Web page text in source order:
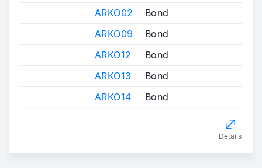
ARKO02
Bond
ARKO09
Bond
ARKO12
Bond
ARKO13
Bond
ARKO14
Bond
Details